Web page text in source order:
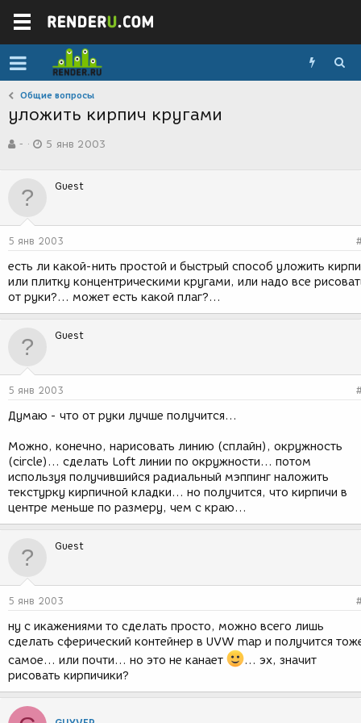
Общие вопросы
уложить кирпич кругами
в
р
-
а
д
н
и
я
5 янв 2003
Guest
5 янв 2003
есть ли какой-нить простой и быстрый способ уложить
или плитку концентрическими кругами, или надо все
от руки?... может есть какой плаг?...
Guest
5 янв 2003
Думаю - что от руки лучше получится...
Можно, конечно, нарисовать линию (сплайн), окружность
(circle)... сделать Loft линии по окружности... потом
используя получившийся радиальный мэппинг наложить
текстурку кирпичной кладки... но получится, что кирпичи в
центре меньше по размеру, чем с краю...
Guest
5 янв 2003
ну с икажениями то сделать просто, можно всего лишь
сделать сферический контейнер в UVW map и получится
самое... или почти... но это не канает
... эх, значит
рисовать кирпичики?